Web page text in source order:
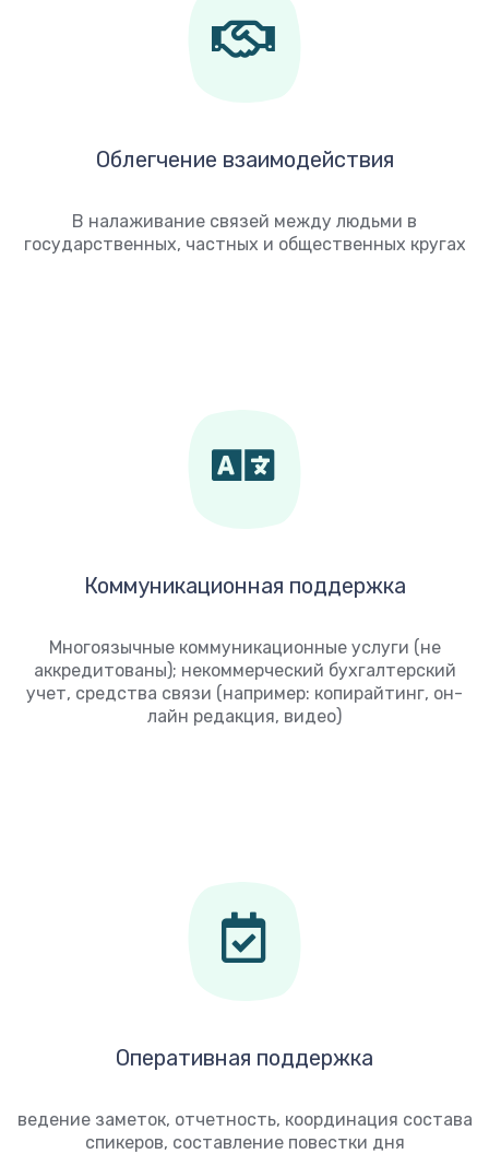
Облегчение взаимодействия
В налаживание связей между людьми в
государственных, частных и общественных кругах
Коммуникационная поддержка
Многоязычные коммуникационные услуги (не
аккредитованы); некоммерческий бухгалтерский
учет, средства связи (например: копирайтинг, он-
лайн редакция, видео)
Оперативная поддержка
ведение заметок, отчетность, координация состава
спикеров, составление повестки дня